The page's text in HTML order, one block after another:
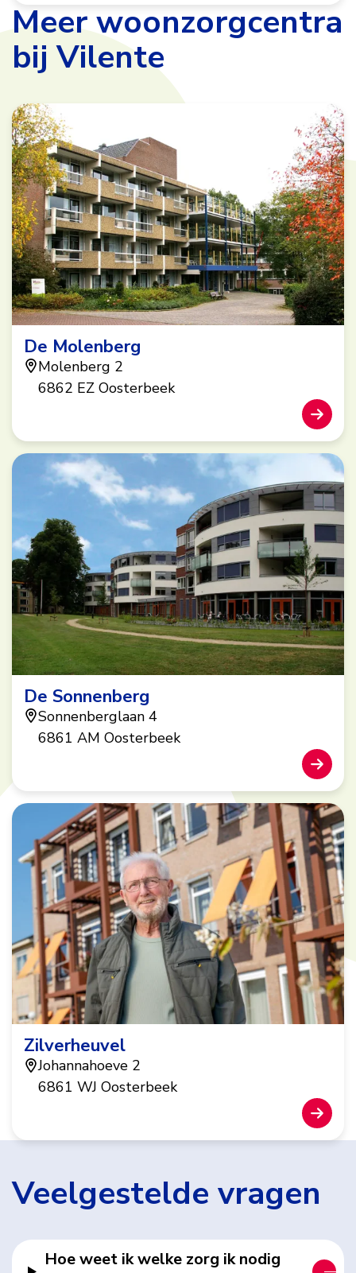
Meer woonzorgcentra
bij Vilente
De Molenberg
Molenberg 2
6862 EZ Oosterbeek
De Sonnenberg
Sonnenberglaan 4
6861 AM Oosterbeek
Zilverheuvel
Johannahoeve 2
6861 WJ Oosterbeek
Veelgestelde vragen
Hoe weet ik welke zorg ik nodig